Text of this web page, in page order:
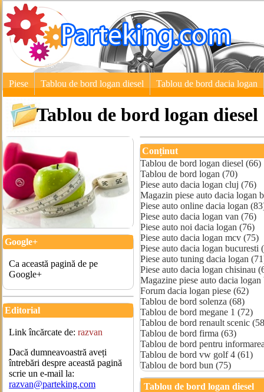
Piese Tablou de bord logan diesel Tablou de bord dacia logan
Tablou de bord logan diesel
Google+
Ca această pagină de pe
Google+
Editorial
Link încărcate de: razvan
Dacă dumneavoastră aveți
întrebări despre această pagină
scrie un e-mail la:
razvan@parteking.com
Conținut
Tablou de bord logan diesel (66)
Tablou de bord logan (70)
Piese auto dacia logan cluj (76)
Magazin piese auto dacia logan
Piese auto online dacia logan
Piese auto dacia logan van (76)
Piese auto noi dacia logan (76)
Piese auto dacia logan mcv (75)
Piese auto dacia logan bucuresti
Piese auto tuning dacia logan
Piese auto dacia logan chisinau
Magazine piese auto dacia
Forum dacia logan piese (62)
Tablou de bord solenza (68)
Tablou de bord megane 1 (72)
Tablou de bord renault scenic
Tablou de bord firma (63)
Tablou de bord pentru
Tablou de bord vw golf 4 (61)
Tablou de bord bun (75)
Tablou de bord logan diesel